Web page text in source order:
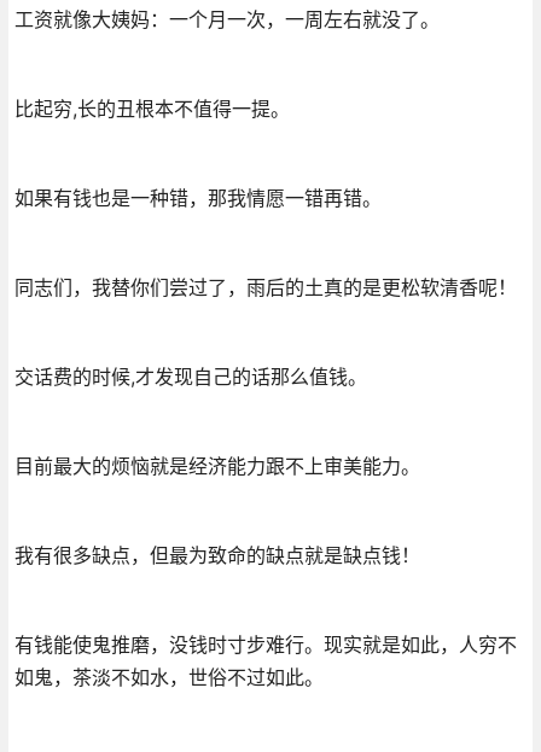
工资就像大姨妈：一个月一次，一周左右就没了。
比起穷,长的丑根本不值得一提。
如果有钱也是一种错，那我情愿一错再错。
同志们，我替你们尝过了，雨后的土真的是更松软清香呢！
交话费的时候,才发现自己的话那么值钱。
目前最大的烦恼就是经济能力跟不上审美能力。
我有很多缺点，但最为致命的缺点就是缺点钱！
有钱能使鬼推磨，没钱时寸步难行。现实就是如此，人穷不
如鬼，茶淡不如水，世俗不过如此。